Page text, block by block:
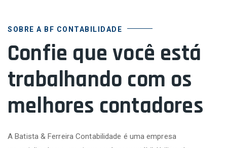
SOBRE A BF CONTABILIDADE
Confie que você está
trabalhando com os
melhores contadores
A Batista & Ferreira Contabilidade é uma empresa